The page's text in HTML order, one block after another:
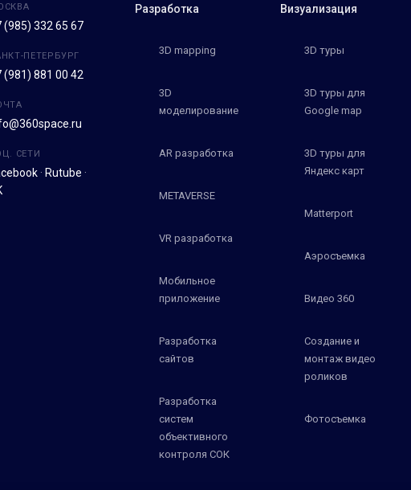
(985) 332 65 67
ПЕТЕРБУРГ
(981) 881 00 42
СЕТИ
· Rutube ·
Разработка
3D mapping
3D
моделирование
AR разработка
METAVERSE
VR разработка
Мобильное
приложение
Разработка
сайтов
Разработка
систем
объективного
контроля СОК
Визуализация
3D туры
3D туры для
Google map
3D туры для
Яндекс карт
Matterport
Аэросъемка
Видео 360
Создание и
монтаж видео
роликов
Фотосъемка